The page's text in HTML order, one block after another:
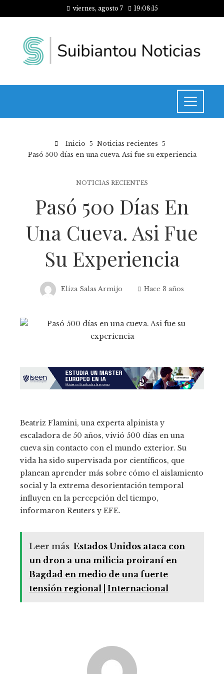
viernes, agosto 7 19:08:15
Inicio
Noticias recientes
Pasó 500 días en una cueva. Asi fue su experiencia
NOTICIAS RECIENTES
Pasó 500 Días En
Una Cueva. Asi Fue
Su Experiencia
Eliza Salas Armijo Hace 3 años
Beatriz Flamini, una experta alpinista y
escaladora de 50 años, vivió 500 días en una
cueva sin contacto con el mundo exterior. Su
vida ha sido supervisada por científicos, que
planean aprender más sobre cómo el aislamiento
social y la extrema desorientación temporal
influyen en la percepción del tiempo,
informaron Reuters y EFE.
Leer más Estados Unidos ataca con
un dron a una milicia proiraní en
Bagdad en medio de una fuerte
tensión regional | Internacional